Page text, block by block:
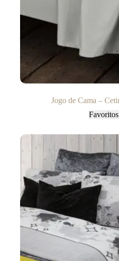
Jogo de Cama –
Favoritos